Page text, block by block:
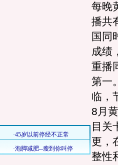
每晚
播共
国同
成绩
重播
第一
临，
8月
目关
更，
整性